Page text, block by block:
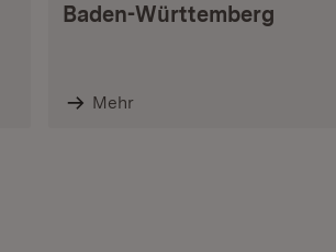
Baden-Württemberg
Mehr